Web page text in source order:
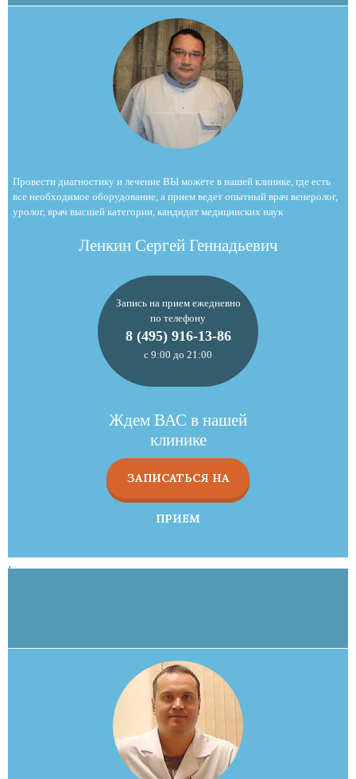
Провести диагностику и лечение ВЫ можете в нашей клинике, где есть
все необходимое оборудование, а прием ведет опытный врач венеролог,
уролог, врач высшей категории, кандидат медицинских наук
Ленкин Сергей Геннадьевич
Запись на прием ежедневно
по телефону
8 (495) 916-13-86
с 9:00 до 21:00
Ждем ВАС в нашей
клинике
ЗАПИСАТЬСЯ НА
ПРИЕМ
,